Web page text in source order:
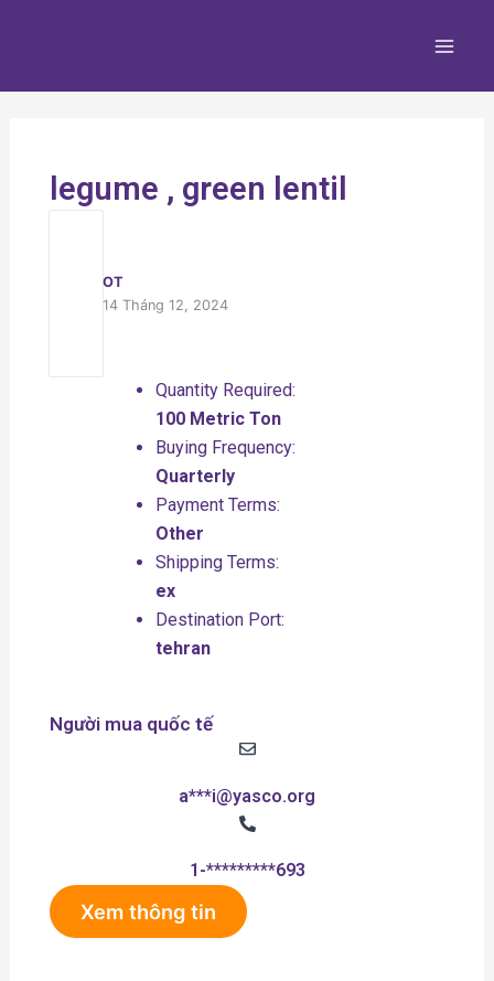
legume , green lentil
OT
14 Tháng 12, 2024
Quantity Required:
100 Metric Ton
Buying Frequency:
Quarterly
Payment Terms:
Other
Shipping Terms:
ex
Destination Port:
tehran
Người mua quốc tế
a***i@yasco.org
1-*********693
Xem thông tin